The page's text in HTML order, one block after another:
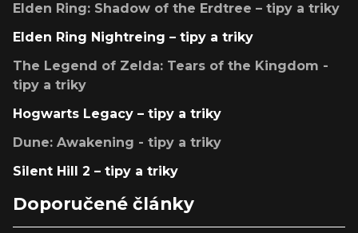
Elden Ring: Shadow of the Erdtree – tipy a triky
Elden Ring Nightreing – tipy a triky
The Legend of Zelda: Tears of the Kingdom -
tipy a triky
Hogwarts Legacy – tipy a triky
Dune: Awakening - tipy a triky
Silent Hill 2 – tipy a triky
Doporučené články